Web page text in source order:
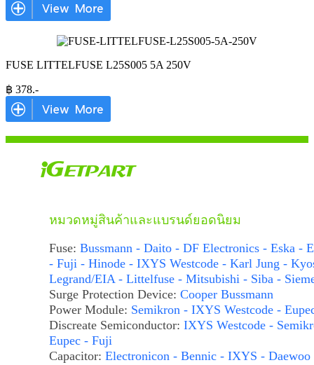
FUSE LITTELFUSE L25S005 5A 250V
฿ 378.-
หมวดหมู่สินค้าและแบรนด์ยอดนิยม
Fuse: Bussmann - Daito - DF Electronics - Eska -
- Fuji - Hinode - IXYS Westcode - Karl Jung -
Legrand/EIA - Littelfuse - Mitsubishi - Siba -
Surge Protection Device: Cooper Bussmann
Power Module: Semikron - IXYS Westcode -
Discreate Semiconductor: IXYS Westcode -
Eupec - Fuji
Capacitor: Electronicon - Bennic - IXYS - Daewoo